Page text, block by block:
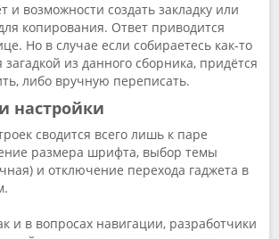
и возможности создать закладку или
копирования. Ответ приводится
Но в случае если собираетесь как-то
загадкой из данного сборника, придётся
либо вручную переписать.
настройки
сводится всего лишь к паре
размера шрифта, выбор темы
и отключение перехода гаджета в
и в вопросах навигации, разработчики